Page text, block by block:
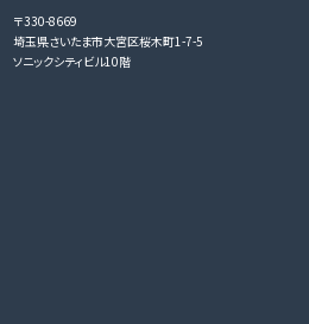
〒330-8669
埼玉県さいたま市大宮区桜木町1-7-5
ソニックシティビル10階